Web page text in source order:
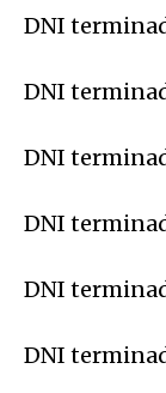
DNI
DNI
DNI
DNI
DNI
DNI